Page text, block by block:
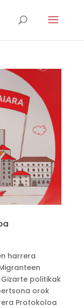
harrera
politikak
orok
Protokoloa